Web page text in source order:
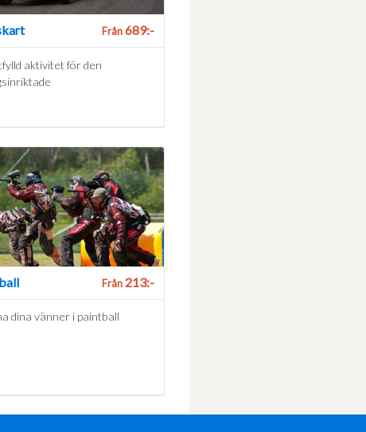
Från689:-
aktivitet för den
Från213:-
dina vänner i paintball